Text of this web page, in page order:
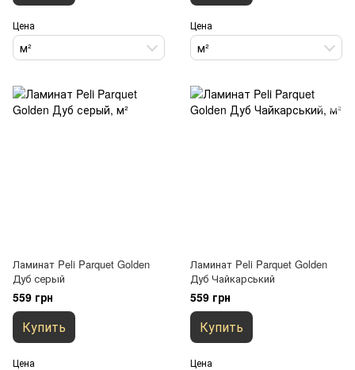
Цена
м²
Цена
м²
Ламинат Peli Parquet Golden
Дуб серый
559 грн
Купить
Цена
Ламинат Peli Parquet Golden
Дуб Чайкарський
559 грн
Купить
Цена